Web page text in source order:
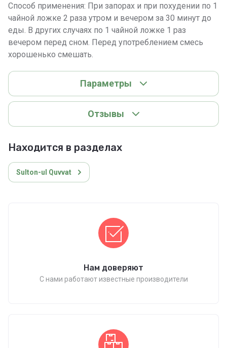
Способ применения: При запорах и при похудении по 1
чайной ложке 2 раза утром и вечером за 30 минут до
еды. В других случаях по 1 чайной ложке 1 раз
вечером перед сном. Перед употреблением смесь
хорошенько смешать.
Параметры
Отзывы
Находится в разделах
Sulton-ul Quvvat
Нам доверяют
С нами работают известные производители